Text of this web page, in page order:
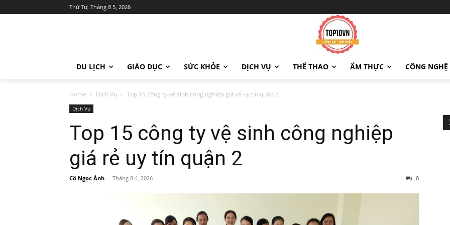
Thứ Tư, Tháng 8 5, 2026
DU LỊCH GIÁO DỤC SỨC KHỎE DỊCH VỤ THỂ THAO ẨM THỰC CÔNG NGHỆ
Home Dịch Vụ Top 15 công ty vệ sinh công nghiệp giá rẻ uy tín quận 2
Dịch Vụ
Top 15 công ty vệ sinh công nghiệp
giá rẻ uy tín quận 2
Cô Ngọc Ánh - Tháng 8 4, 2026 0